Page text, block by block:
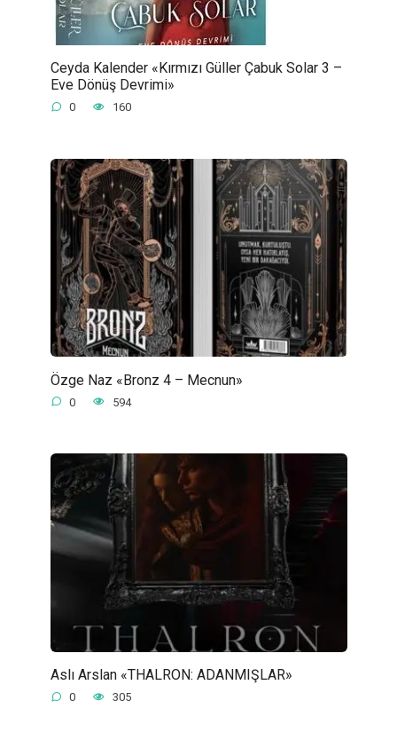
Ceyda Kalender «Kırmızı Güller Çabuk Solar 3 –
Eve Dönüş Devrimi»
0 160
Özge Naz «Bronz 4 – Mecnun»
0 594
Aslı Arslan «THALRON: ADANMIŞLAR»
0 305